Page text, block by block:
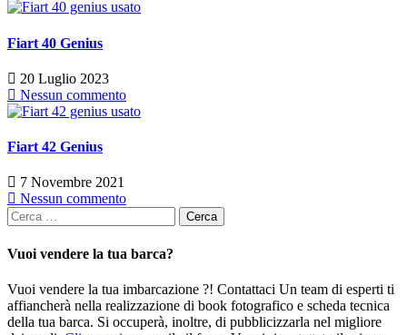
Fiart 40 Genius
20 Luglio 2023
Nessun commento
Fiart 42 Genius
7 Novembre 2021
Nessun commento
Ricerca
per:
Vuoi vendere la tua barca?
Vuoi vendere la tua imbarcazione ?! Contattaci Un team di esperti ti
affiancherà nella realizzazione di book fotografico e scheda tecnica
della tua barca. Si occuperà, inoltre, di pubblicizzarla nel migliore